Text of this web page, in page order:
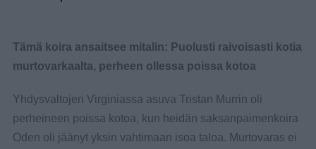
Tämä koira ansaitsee mitalin: Puolusti raivoisasti kotia
murtovarkaalta, perheen ollessa poissa kotoa
Yhdysvaltojen Virginiassa asuva Tristan Murrin oli
perheineen poissa kotoa, kun heidän saksanpaimenkoira
Oden oli jäänyt yksin vahtimaan isoa taloa. Murtovaras ei